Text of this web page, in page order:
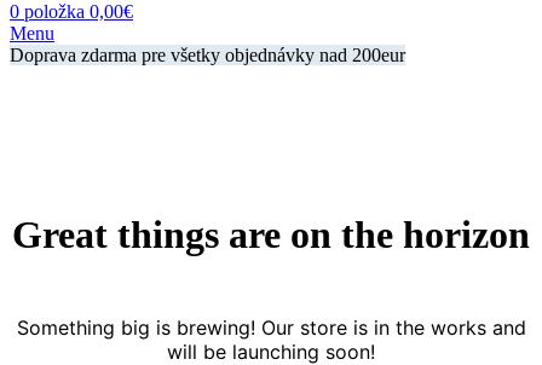
0 položka 0,00€
Menu
Doprava zdarma pre všetky objednávky nad 200eur
Great things are on the horizon
Something big is brewing! Our store is in the works and
will be launching soon!